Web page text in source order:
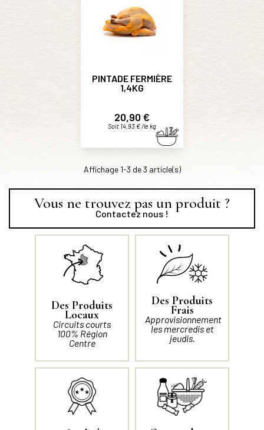
PINTADE FERMIÈRE
1,4KG
Prix
20,90 €
Soit 14,93 € /le kg
Affichage 1-3 de 3 article(s)
Vous ne trouvez pas un produit ?
Contactez nous !
Des Produits
Locaux
Circuits courts
100% Région
Centre
Des Produits
Frais
Approvisionnement
les mercredis et
jeudis.